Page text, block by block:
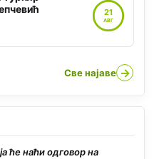
21
АВГ
Све најаве →
ће наћи одговор на